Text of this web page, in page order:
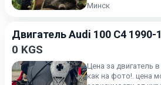
Минск
Двигатель Audi 100 C4 1990-
0 KGS
Цена за двигатель
как на фото!. цена